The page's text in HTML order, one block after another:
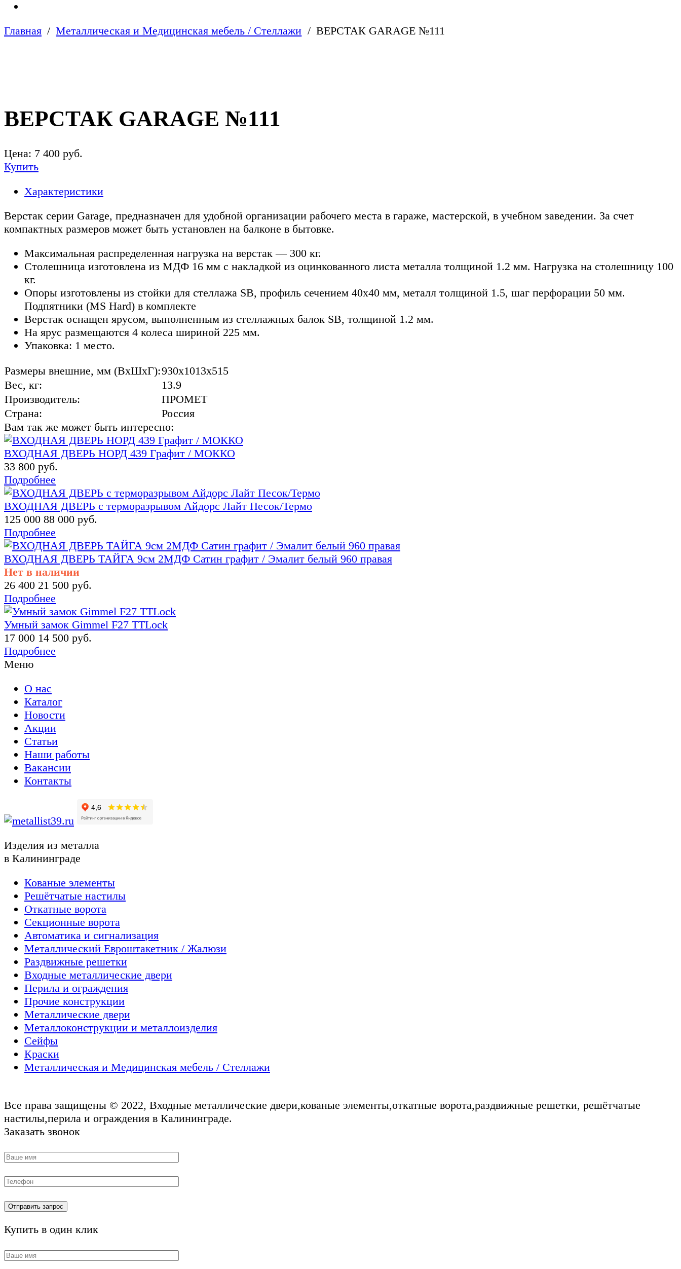
Главная Металлическая и Медицинская мебель / Стеллажи ВЕРСТАК GARAGE №111
ВЕРСТАК GARAGE №111
Цена: 7 400 руб.
Купить
Характеристики
Верстак серии Garage, предназначен для удобной организации рабочего места в гараже, мастерской, в учебном заведении. За счет
компактных размеров может быть установлен на балконе в бытовке.
Максимальная распределенная нагрузка на верстак — 300 кг.
Столешница изготовлена из МДФ 16 мм с накладкой из оцинкованного листа металла толщиной 1.2 мм. Нагрузка на столешницу 100
кг.
Опоры изготовлены из стойки для стеллажа SB, профиль сечением 40х40 мм, металл толщиной 1.5, шаг перфорации 50 мм.
Подпятники (MS Hard) в комплекте
Верстак оснащен ярусом, выполненным из стеллажных балок SB, толщиной 1.2 мм.
На ярус размещаются 4 колеса шириной 225 мм.
Упаковка: 1 место.
Размеры внешние, мм (ВхШхГ):930x1013x515
Вес, кг:
13.9
Производитель:
ПРОМЕТ
Страна:
Россия
Вам так же может быть интересно:
ВХОДНАЯ ДВЕРЬ НОРД 439 Графит / МОККО
33 800 руб.
Подробнее
ВХОДНАЯ ДВЕРЬ с терморазрывом Айдорс Лайт Песок/Термо
125 000 88 000 руб.
Подробнее
ВХОДНАЯ ДВЕРЬ ТАЙГА 9см 2МДФ Сатин графит / Эмалит белый 960 правая
Нет в наличии
26 400 21 500 руб.
Подробнее
Умный замок Gimmel F27 TTLock
17 000 14 500 руб.
Подробнее
Меню
О нас
Каталог
Новости
Акции
Статьи
Наши работы
Вакансии
Контакты
Изделия из металла
в Калининграде
Кованые элементы
Решётчатые настилы
Откатные ворота
Секционные ворота
Автоматика и сигнализация
Металлический Евроштакетник / Жалюзи
Раздвижные решетки
Входные металлические двери
Перила и ограждения
Прочие конструкции
Металлические двери
Металлоконструкции и металлоизделия
Сейфы
Краски
Металлическая и Медицинская мебель / Стеллажи
Все права защищены © 2022, Входные металлические двери,кованые элементы,откатные ворота,раздвижные решетки, решётчатые
настилы,перила и ограждения в Калининграде.
Заказать звонок
Купить в один клик